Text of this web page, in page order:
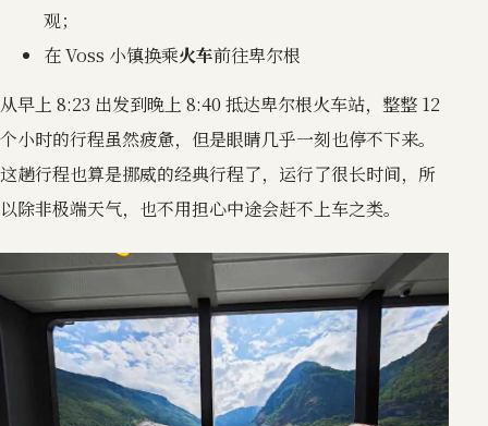
观；
在 Voss 小镇换乘火车前往卑尔根
从早上 8:23 出发到晚上 8:40 抵达卑尔根火车站，整整 12
个小时的行程虽然疲惫，但是眼睛几乎一刻也停不下来。
这趟行程也算是挪威的经典行程了，运行了很长时间，所
以除非极端天气，也不用担心中途会赶不上车之类。